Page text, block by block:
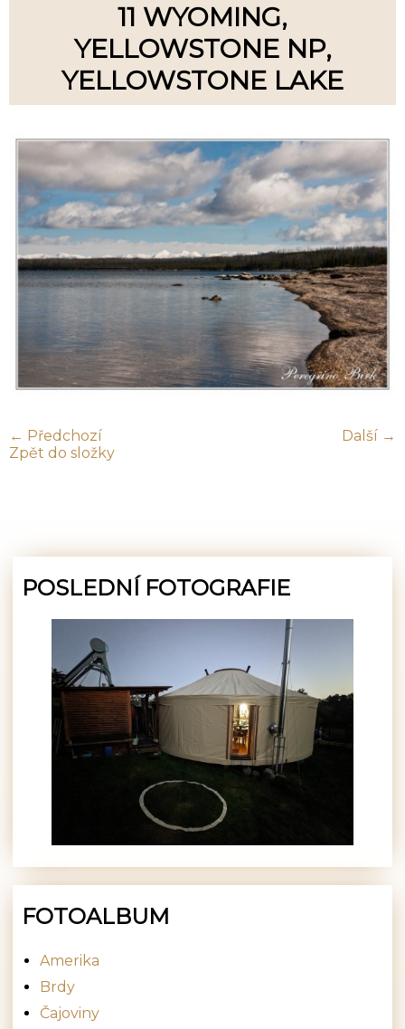
11 WYOMING,
YELLOWSTONE NP,
YELLOWSTONE LAKE
← Předchozí
Další →
Zpět do složky
POSLEDNÍ FOTOGRAFIE
FOTOALBUM
Amerika
Brdy
Čajoviny